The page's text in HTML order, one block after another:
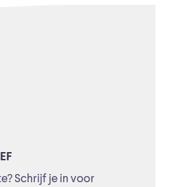
Schrijf je in voor